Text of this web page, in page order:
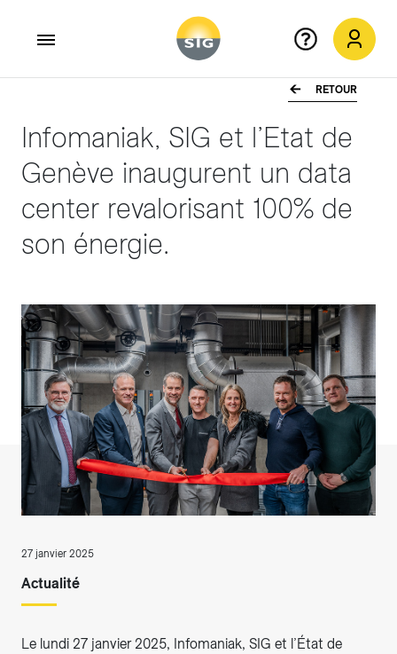
RETOUR
Infomaniak, SIG et l’Etat de
Genève inaugurent un data
center revalorisant 100% de
son énergie.
27 janvier 2025
Actualité
Le lundi 27 janvier 2025, Infomaniak, SIG et l’État de